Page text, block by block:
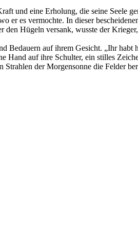
und eine Erholung, die seine Seele
er es vermochte. In dieser
den Hügeln versank, wusste der
Bedauern auf ihrem Gesicht. „Ihr
Hand auf ihre Schulter, ein stilles
Strahlen der Morgensonne die Felder